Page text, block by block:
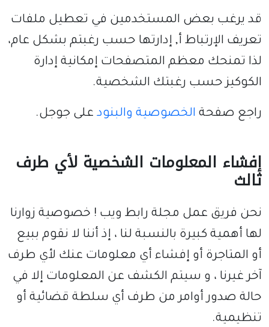
قد يرغب بعض المستخدمين في تعطيل ملفات
تعريف الإرتباط أ, إدارتها حسب رغبتم بشكل عام،
لذا تمنحك معظم المتصفحات إمكانية إدارة
الكوكيز حسب رغبتك الشخصية.
راجع صفحة الخصوصية والبنود على جوجل.
إفشاء المعلومات الشخصية لأي طرف
ثالث
نحن فريق عمل مجلة رابط ويب ! خصوصية زوارنا
لها أهمية كبيرة بالنسبة لنا ، إذ أننا لا نقوم ببيع
أو المتاجرة أو إفشاء أي معلومات عنك لأي طرف
آخر غيرنا ، و سيتم الكشف عن المعلومات إلا في
حالة صدور أوامر من طرف أي سلطة قضائية أو
تنظيمية.